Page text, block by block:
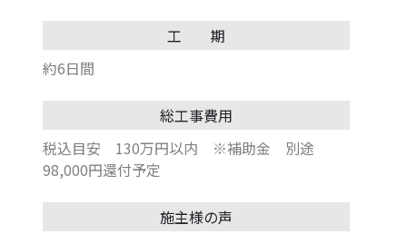
工 期
約6日間
総工事費用
税込目安 130万円以内 ※補助金 別途
98,000円還付予定
施主様の声